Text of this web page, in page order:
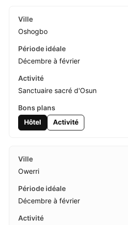
Oshogbo
Décembre à février
Sanctuaire sacré d'Osun
Hôtel Activité
Owerri
Décembre à février